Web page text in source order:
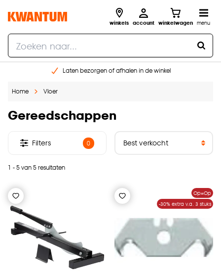
winkels account winkelwagen menu
Laten bezorgen of afhalen in de winkel
Home Vloer
Gereedschappen
1 - 5 van 5 resultaten
Filters 0
Op=Op
-30% extra v.a. 3 stuks